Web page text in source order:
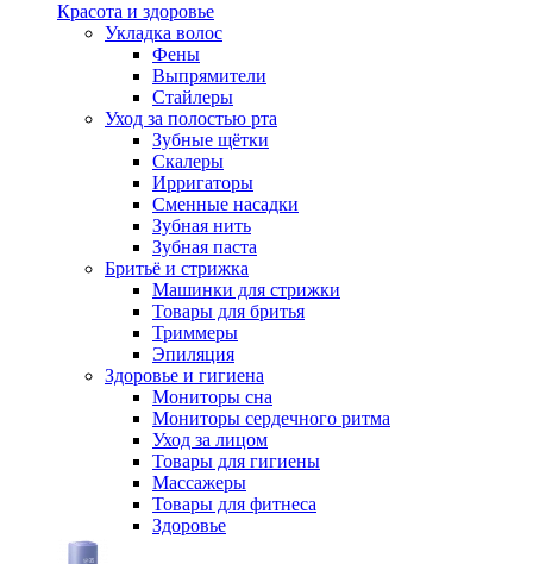
Красота и здоровье
Укладка волос
Фены
Выпрямители
Стайлеры
Уход за полостью рта
Зубные щётки
Скалеры
Ирригаторы
Сменные насадки
Зубная нить
Зубная паста
Бритьё и стрижка
Машинки для стрижки
Товары для бритья
Триммеры
Эпиляция
Здоровье и гигиена
Мониторы сна
Мониторы сердечного ритма
Уход за лицом
Товары для гигиены
Массажеры
Товары для фитнеса
Здоровье